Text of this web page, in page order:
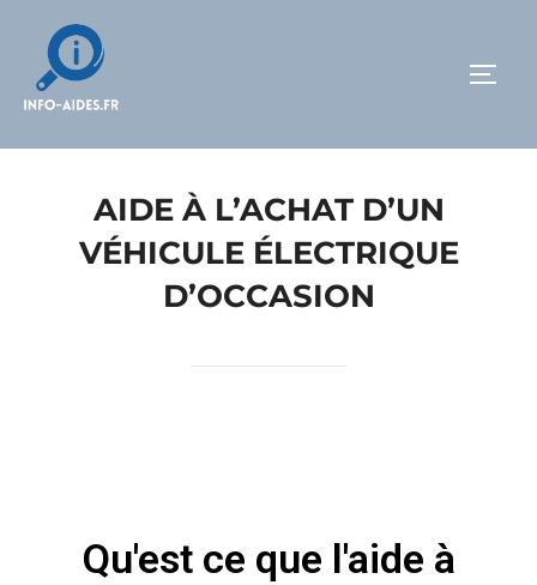
AIDE À L’ACHAT D’UN
VÉHICULE ÉLECTRIQUE
D’OCCASION
Qu'est ce que l'aide à